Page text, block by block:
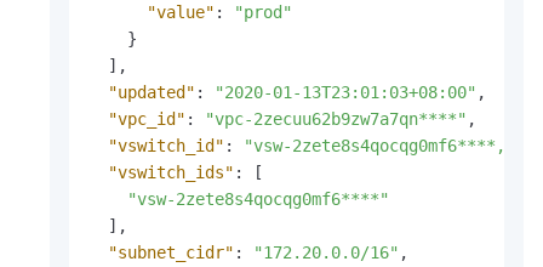
"value" :
"prod"
}
] ,
"updated" : "2020-01-13T23:01:03+08:00" ,
"vpc_id" : "vpc-2zecuu62b9zw7a7qn****" ,
"vswitch_id" :
"vsw-
"vswitch_ids" :
[
"vsw-2zete8s4qocqg0mf6****"
] ,
"subnet_cidr" : "172.20.0.0/16" ,